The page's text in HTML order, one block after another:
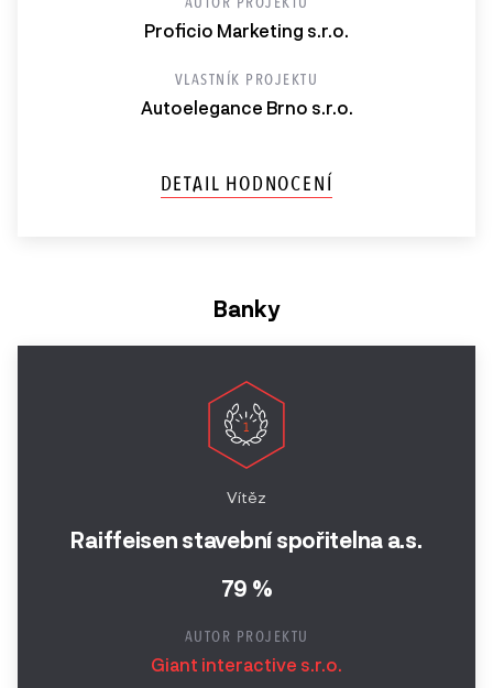
Proficio Marketing s.r.o.
VLASTNÍK PROJEKTU
Autoelegance Brno s.r.o.
DETAIL HODNOCENÍ
Banky
Vítěz
Raiffeisen stavební spořitelna a.s.
79 %
AUTOR PROJEKTU
Giant interactive s.r.o.